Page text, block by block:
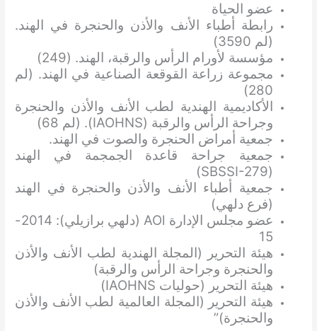
عضو الحياة
رابطة أطباء الأنف والأذن والحنجرة في الهند.
(لم 3590)
مؤسسة لأورام الرأس والرقبة، الهند. (249)
مجموعة زراعة القوقعة الصناعية في الهند. (لم
280)
الأكاديمية الهندية لطب الأنف والأذن والحنجرة
وجراحة الرأس والرقبة (IAOHNS). (لم 68)
جمعية أمراض الحنجرة والصوت في الهند.
جمعية جراحة قاعدة الجمجمة في الهند
(SBSSI-279)
جمعية أطباء الأنف والأذن والحنجرة في الهند
(فرع دلهي)
عضو مجلس الإدارة AOl (دلهي برازيلي): 2014-
15
هيئة التحرير (المجلة الهندية لطب الأنف والأذن
والحنجرة وجراحة الرأس والرقبة)
هيئة التحرير (حوليات IAOHNS)
هيئة التحرير (المجلة العالمية لطب الأنف والأذن
والحنجرة)”